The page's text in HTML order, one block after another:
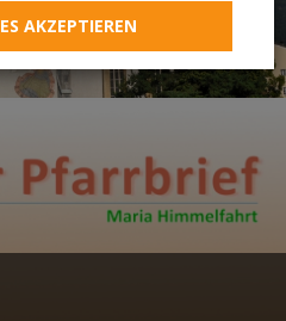
AKZEPTIEREN